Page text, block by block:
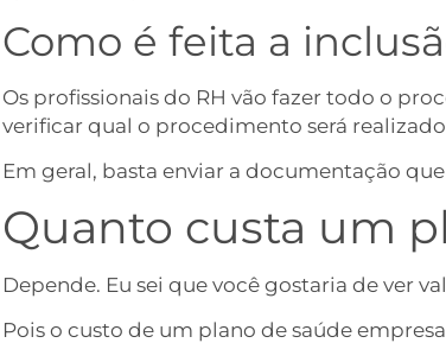
Como é feita a
Os profissionais do RH vão fazer todo o
verificar qual o procedimento será
Em geral, basta enviar a documentação
Quanto custa um
Depende. Eu sei que você gostaria de ver
Pois o custo de um plano de saúde